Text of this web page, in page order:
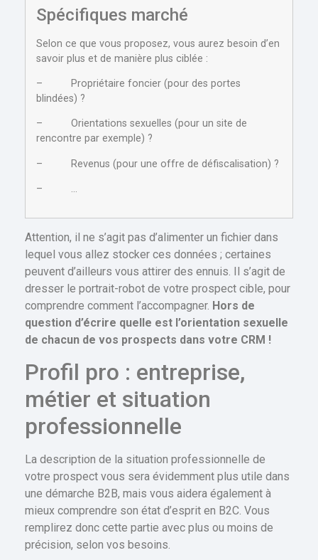
Spécifiques marché
Selon ce que vous proposez, vous aurez besoin d’en
savoir plus et de manière plus ciblée :
– Propriétaire foncier (pour des portes
blindées) ?
– Orientations sexuelles (pour un site de
rencontre par exemple) ?
– Revenus (pour une offre de défiscalisation) ?
– …
Attention, il ne s’agit pas d’alimenter un fichier dans
lequel vous allez stocker ces données ; certaines
peuvent d’ailleurs vous attirer des ennuis. Il s’agit de
dresser le portrait-robot de votre prospect cible, pour
comprendre comment l’accompagner. Hors de
question d’écrire quelle est l’orientation sexuelle
de chacun de vos prospects dans votre CRM !
Profil pro : entreprise,
métier et situation
professionnelle
La description de la situation professionnelle de
votre prospect vous sera évidemment plus utile dans
une démarche B2B, mais vous aidera également à
mieux comprendre son état d’esprit en B2C. Vous
remplirez donc cette partie avec plus ou moins de
précision, selon vos besoins.